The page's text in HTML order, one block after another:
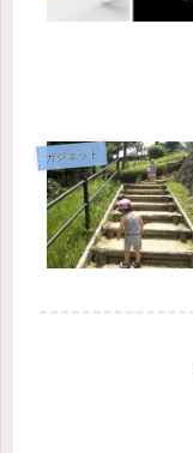
ガジェット